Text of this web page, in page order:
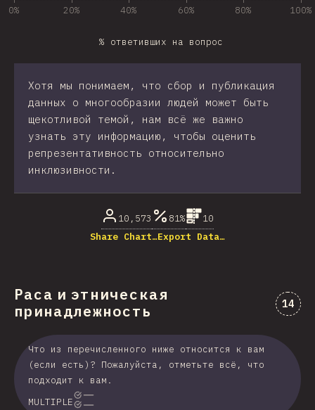
0% 20% 40% 60% 80% 100%
% ответивших на вопрос
Хотя мы понимаем, что сбор и публикация
данных о многообразии людей может быть
щекотливой темой, нам всё же важно
узнать эту информацию, чтобы оценить
репрезентативность относительно
инклюзивности.
10,573 81%
10
Share Chart…Export Data…
Раса и этническая
принадлежность
14
Что из перечисленного ниже относится к вам
(если есть)? Пожалуйста, отметьте всё, что
подходит к вам.
MULTIPLE